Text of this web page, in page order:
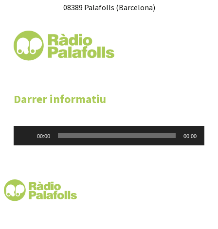
08389 Palafolls (Barcelona)
Darrer informatiu
00:00 00:00